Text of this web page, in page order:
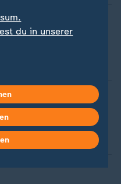
Pokal-Halbfinale
auf Kahn: Auf dem
Form
Leverkusen
wieder nach Berlin
du in unserer